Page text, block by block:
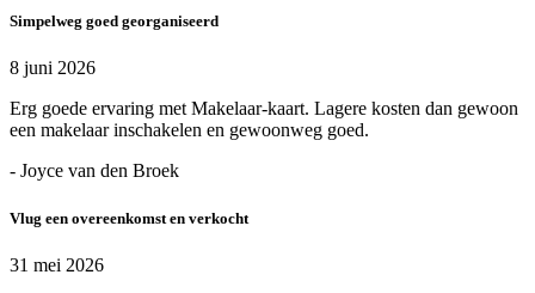
Simpelweg goed georganiseerd
8 juni 2026
Erg goede ervaring met Makelaar-kaart. Lagere kosten dan gewoon
een makelaar inschakelen en gewoonweg goed.
- Joyce van den Broek
Vlug een overeenkomst en verkocht
31 mei 2026